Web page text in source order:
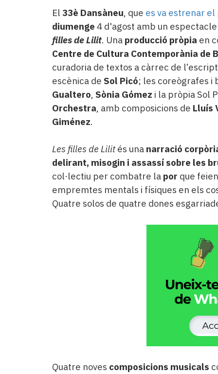
El 33è Dansàneu, que es va estrenar
diumenge 4 d'agost amb un
filles de Lilit. Una producció pròpia en
Centre de Cultura Contemporània de
curadoria de textos a càrrec de
escènica de Sol Picó; les coreògrafes i
Gualtero, Sònia Gómez i la pròpia Sol
Orchestra, amb composicions de Lluís
Giménez.
Les filles de Lilités una narració
delirant, misogin i assassí sobre les
col·lectiu per combatre la por que
empremtes mentals i físiques en els
Quatre solos de quatre dones
Quatre noves composicions musicals